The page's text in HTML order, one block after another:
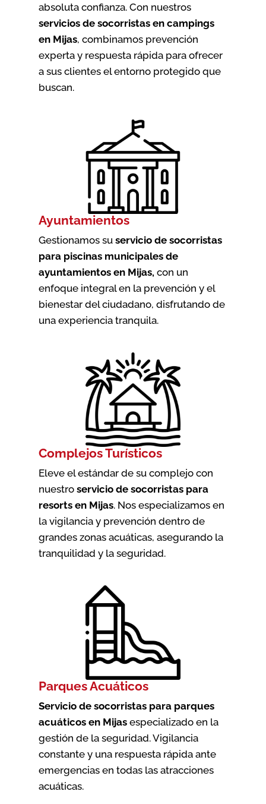
absoluta confianza. Con nuestros
servicios de socorristas en campings
en Mijas, combinamos prevención
experta y respuesta rápida para ofrecer
a sus clientes el entorno protegido que
buscan.
Ayuntamientos
Gestionamos su servicio de socorristas
para piscinas municipales de
ayuntamientos en Mijas, con un
enfoque integral en la prevención y el
bienestar del ciudadano, disfrutando de
una experiencia tranquila.
Complejos Turísticos
Eleve el estándar de su complejo con
nuestro servicio de socorristas para
resorts en Mijas. Nos especializamos en
la vigilancia y prevención dentro de
grandes zonas acuáticas, asegurando la
tranquilidad y la seguridad.
Parques Acuáticos
Servicio de socorristas para parques
acuáticos en Mijas especializado en la
gestión de la seguridad. Vigilancia
constante y una respuesta rápida ante
emergencias en todas las atracciones
acuáticas.